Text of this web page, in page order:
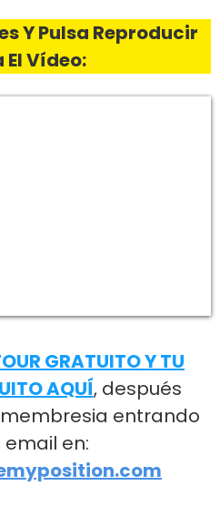
Y Pulsa Reproducir
El Vídeo:
GRATUITO Y TU
AQUÍ, después
entrando
en: